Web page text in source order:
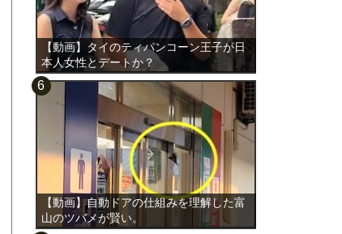
【動画】タイのティパンコーン王子が日
本人女性とデートか？
【動画】自動ドアの仕組みを理解した富
山のツバメが賢い。